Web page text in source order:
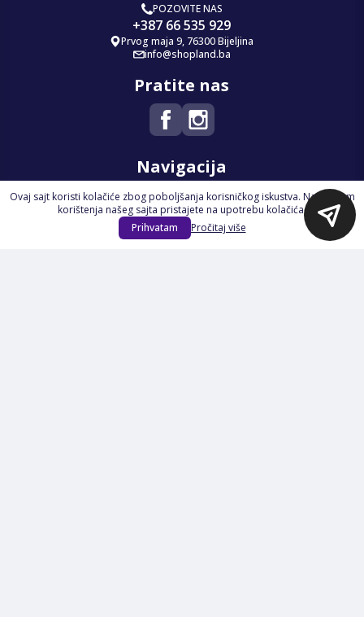
POZOVITE NAS
+387 66 535 929
Prvog maja 9, 76300 Bijeljina
info@shopland.ba
Pratite nas
Navigacija
Početna
Na Akciji
Izdvajamo
Ovaj sajt koristi kolačiće zbog poboljšanja korisničkog iskustva. Nastavkom
korištenja našeg sajta pristajete na upotrebu kolačića.
Prihvatam
Pročitaj više